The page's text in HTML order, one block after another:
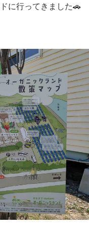
に行ってきました🚗